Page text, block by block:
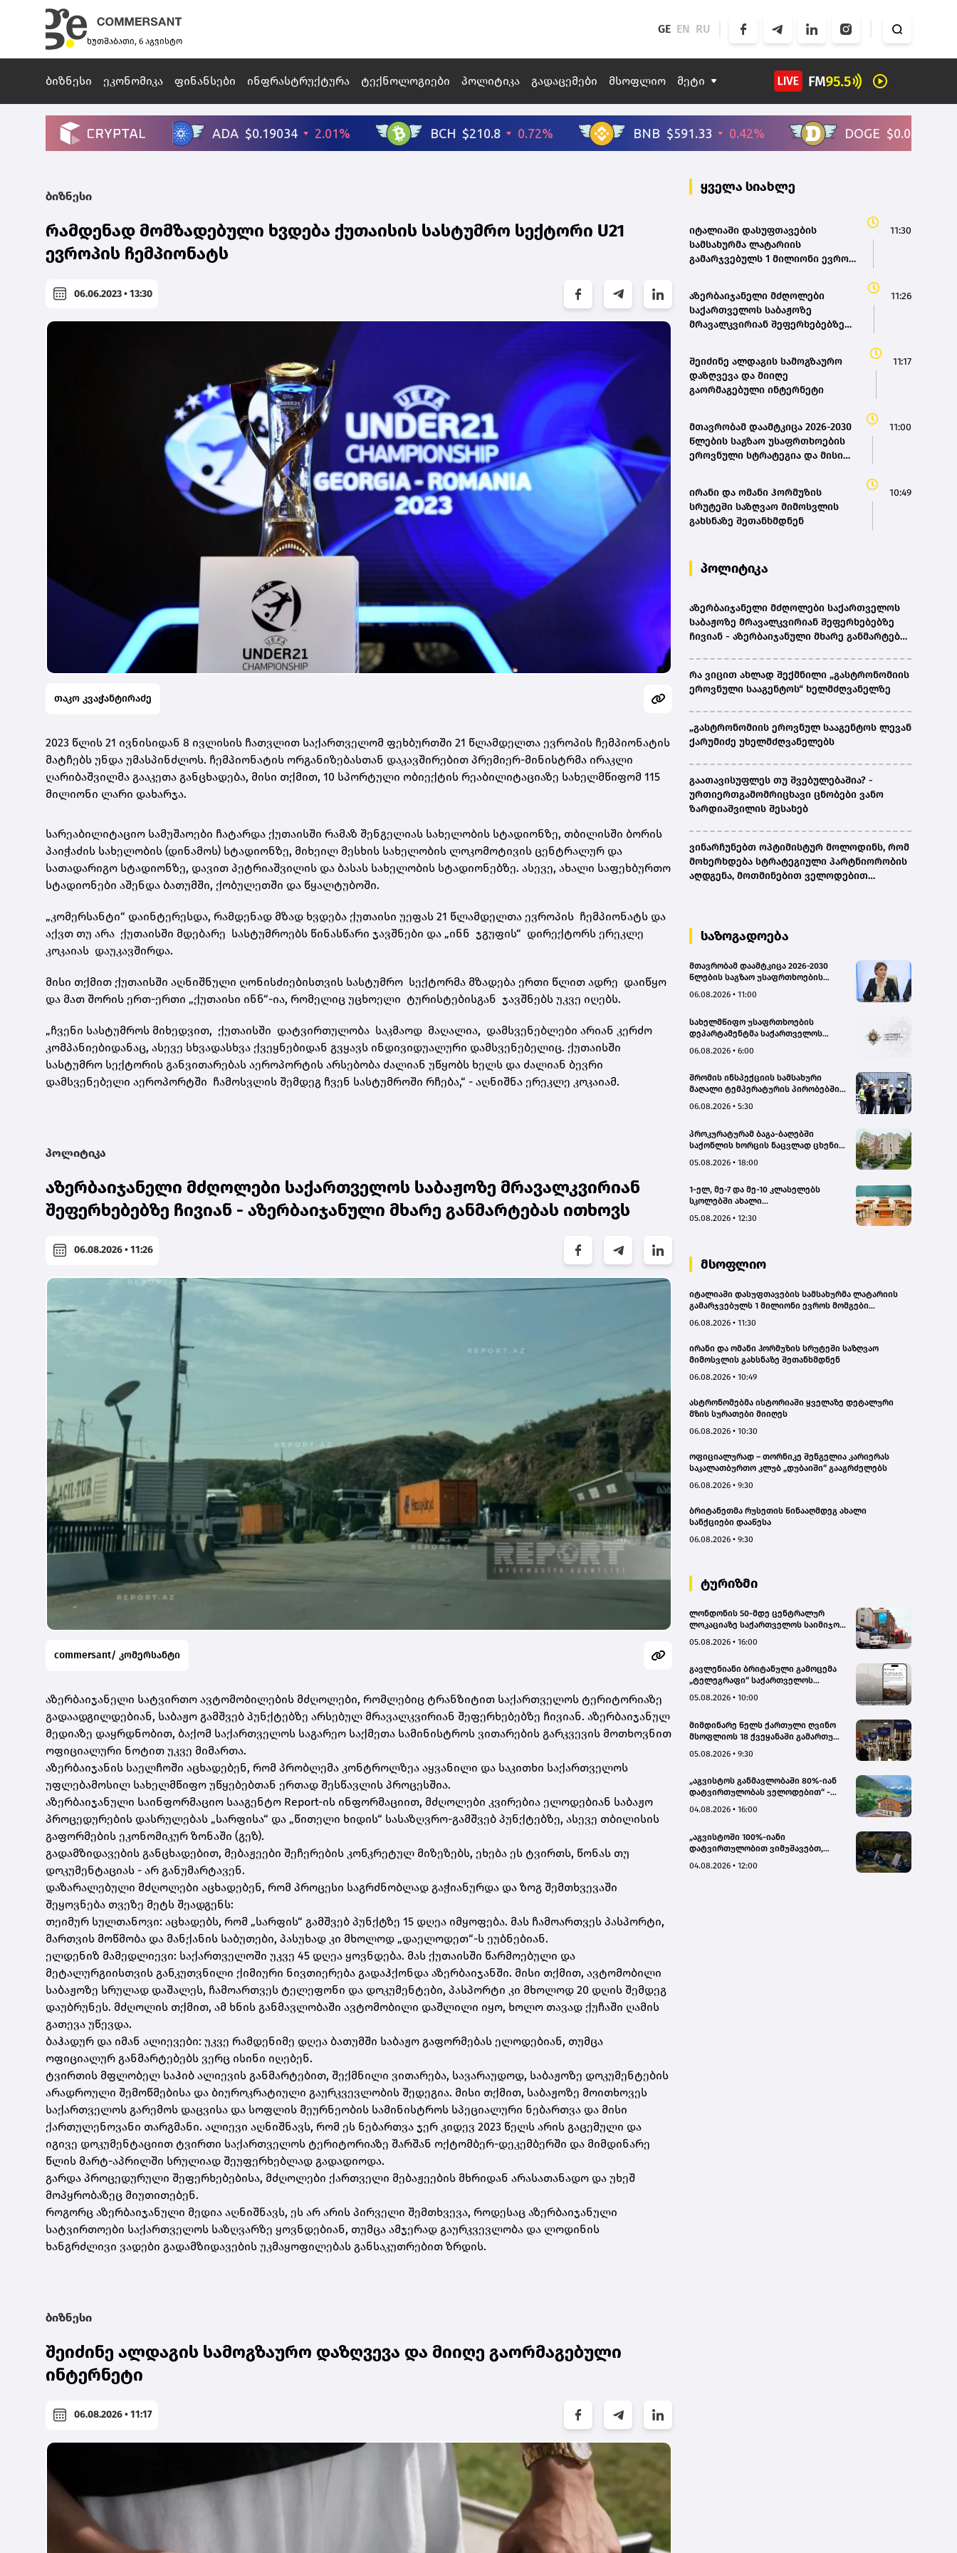
ხუთშაბათი, 6 აგვისტო
GE EN RU
ბიზნესი ეკონომიკა ფინანსები ინფრასტრუქტურა ტექნოლოგიები პოლიტიკა გადაცემები მსოფლიო მეტი
ბიზნესი
რამდენად მომზადებული ხვდება ქუთაისის სასტუმრო სექტორი U21
ევროპის ჩემპიონატს
06.06.2023 • 13:30
თაკო კვაჭანტირაძე
2023 წლის 21 ივნისიდან 8 ივლისის ჩათვლით საქართველომ ფეხბურთში 21 წლამდელთა ევროპის ჩემპიონატის
მატჩებს უნდა უმასპინძლოს. ჩემპიონატის ორგანიზებასთან დაკავშირებით პრემიერ-მინისტრმა ირაკლი
ღარიბაშვილმა გააკეთა განცხადება, მისი თქმით, 10 სპორტული ობიექტის რეაბილიტაციაზე სახელმწიფომ 115
მილიონი ლარი დახარჯა.
სარეაბილიტაციო სამუშაოები ჩატარდა ქუთაისში რამაზ შენგელიას სახელობის სტადიონზე, თბილისში ბორის
პაიჭაძის სახელობის (დინამოს) სტადიონზე, მიხეილ მესხის სახელობის ლოკომოტივის ცენტრალურ და
სათადარიგო სტადიონზე, დავით პეტრიაშვილის და ბასას სახელობის სტადიონებზე. ასევე, ახალი საფეხბურთო
სტადიონები აშენდა ბათუმში, ქობულეთში და წყალტუბოში.
„კომერსანტი“ დაინტერესდა, რამდენად მზად ხვდება ქუთაისი უეფას 21 წლამდელთა ევროპის ჩემპიონატს და
აქვთ თუ არა ქუთაისში მდებარე სასტუმროებს წინასწარი ჯავშნები და „ინნ ჯგუფის“ დირექტორს ერეკლე
კოკაიას დაუკავშირდა.
მისი თქმით ქუთაისში აღნიშნული ღონისძიებისთვის სასტუმრო სექტორმა მზადება ერთი წლით ადრე დაიწყო
და მათ შორის ერთ-ერთი „ქუთაისი ინნ“-ია, რომელიც უცხოელი ტურისტებისგან ჯავშნებს უკვე იღებს.
„ჩვენი სასტუმროს მიხედვით, ქუთაისში დატვირთულობა საკმაოდ მაღალია, დამსვენებლები არიან კერძო
კომპანიებიდანაც, ასევე სხვადასხვა ქვეყნებიდან გვყავს ინდივიდუალური დამსვენებელიც. ქუთაისში
სასტუმრო სექტორის განვითარებას აეროპორტის არსებობა ძალიან უწყობს ხელს და ძალიან ბევრი
დამსვენებელი აეროპორტში ჩამოსვლის შემდეგ ჩვენ სასტუმროში რჩება,“ - აღნიშნა ერეკლე კოკაიამ.
პოლიტიკა
აზერბაიჯანელი მძღოლები საქართველოს საბაჟოზე მრავალკვირიან
შეფერხებებზე ჩივიან - აზერბაიჯანული მხარე განმარტებას ითხოვს
06.08.2026 • 11:26
commersant/ კომერსანტი
აზერბაიჯანელი სატვირთო ავტომობილების მძღოლები, რომლებიც ტრანზიტით საქართველოს ტერიტორიაზე
გადაადგილდებიან, საბაჟო გამშვებ პუნქტებზე არსებულ მრავალკვირიან შეფერხებებზე ჩივიან. აზერბაიჯანულ
მედიაზე დაყრდნობით, ბაქომ საქართველოს საგარეო საქმეთა სამინისტროს ვითარების გარკვევის მოთხოვნით
ოფიციალური ნოტით უკვე მიმართა.
აზერბაიჯანის საელჩოში აცხადებენ, რომ პრობლემა კონტროლზეა აყვანილი და საკითხი საქართველოს
უფლებამოსილ სახელმწიფო უწყებებთან ერთად შესწავლის პროცესშია.
აზერბაიჯანული საინფორმაციო სააგენტო Report-ის ინფორმაციით, მძღოლები კვირებია ელოდებიან საბაჟო
პროცედურების დასრულებას „სარფისა“ და „წითელი ხიდის“ სასაზღვრო-გამშვებ პუნქტებზე, ასევე თბილისის
გაფორმების ეკონომიკურ ზონაში (გეზ).
გადამზიდავების განცხადებით, მებაჟეები შეჩერების კონკრეტულ მიზეზებს, ეხება ეს ტვირთს, წონას თუ
დოკუმენტაციას - არ განუმარტავენ.
დაზარალებული მძღოლები აცხადებენ, რომ პროცესი საგრძნობლად გაჭიანურდა და ზოგ შემთხვევაში
შეყოვნება თვეზე მეტს შეადგენს:
თეიმურ სულთანოვი: აცხადებს, რომ „სარფის“ გამშვებ პუნქტზე 15 დღეა იმყოფება. მას ჩამოართვეს პასპორტი,
მართვის მოწმობა და მანქანის საბუთები, პასუხად კი მხოლოდ „დაელოდეთ“-ს ეუბნებიან.
ელდენიზ მამედლიევი: საქართველოში უკვე 45 დღეა ყოვნდება. მას ქუთაისში წარმოებული და
მეტალურგიისთვის განკუთვნილი ქიმიური ნივთიერება გადაჰქონდა აზერბაიჯანში. მისი თქმით, ავტომობილი
საბაჟოზე სრულად დაშალეს, ჩამოართვეს ტელეფონი და დოკუმენტები, პასპორტი კი მხოლოდ 20 დღის შემდეგ
დაუბრუნეს. მძღოლის თქმით, ამ ხნის განმავლობაში ავტომობილი დაშლილი იყო, ხოლო თავად ქუჩაში ღამის
გათევა უწევდა.
ბაჰადურ და იმან ალიევები: უკვე რამდენიმე დღეა ბათუმში საბაჟო გაფორმებას ელოდებიან, თუმცა
ოფიციალურ განმარტებებს ვერც ისინი იღებენ.
ტვირთის მფლობელ საჰიბ ალიევის განმარტებით, შექმნილი ვითარება, სავარაუდოდ, საბაჟოზე დოკუმენტების
არადროული შემოწმებისა და ბიუროკრატიული გაურკვევლობის შედეგია. მისი თქმით, საბაჟოზე მოითხოვეს
საქართველოს გარემოს დაცვისა და სოფლის მეურნეობის სამინისტროს სპეციალური ნებართვა და მისი
ქართულენოვანი თარგმანი. ალიევი აღნიშნავს, რომ ეს ნებართვა ჯერ კიდევ 2023 წელს არის გაცემული და
იგივე დოკუმენტაციით ტვირთი საქართველოს ტერიტორიაზე შარშან ოქტომბერ-დეკემბერში და მიმდინარე
წლის მარტ-აპრილში სრულიად შეუფერხებლად გადადიოდა.
გარდა პროცედურული შეფერხებებისა, მძღოლები ქართველი მებაჟეების მხრიდან არასათანადო და უხეშ
მოპყრობაზეც მიუთითებენ.
როგორც აზერბაიჯანული მედია აღნიშნავს, ეს არ არის პირველი შემთხვევა, როდესაც აზერბაიჯანული
სატვირთოები საქართველოს საზღვარზე ყოვნდებიან, თუმცა ამჯერად გაურკვევლობა და ლოდინის
ხანგრძლივი ვადები გადამზიდავების უკმაყოფილებას განსაკუთრებით ზრდის.
ბიზნესი
შეიძინე ალდაგის სამოგზაურო დაზღვევა და მიიღე გაორმაგებული
ინტერნეტი
06.08.2026 • 11:17
ყველა სიახლე
იტალიაში დასუფთავების
სამსახურმა ლატარიის
გამარჯვებულს 1 მილიონი ევროს
11:30
აზერბაიჯანელი მძღოლები
საქართველოს საბაჟოზე
მრავალკვირიან შეფერხებებზე
11:26
შეიძინე ალდაგის სამოგზაურო
დაზღვევა და მიიღე
გაორმაგებული ინტერნეტი
11:17
მთავრობამ დაამტკიცა 2026-2030
წლების საგზაო უსაფრთხოების
ეროვნული სტრატეგია და მისი
11:00
ირანი და ომანი ჰორმუზის
სრუტეში საზღვაო მიმოსვლის
გახსნაზე შეთანხმდნენ
10:49
პოლიტიკა
აზერბაიჯანელი მძღოლები საქართველოს
საბაჟოზე მრავალკვირიან შეფერხებებზე
ჩივიან - აზერბაიჯანული მხარე განმარტებას
რა ვიცით ახლად შექმნილი „გასტრონომიის
ეროვნული სააგენტოს“ ხელმძღვანელზე
„გასტრონომიის ეროვნულ სააგენტოს ლევან
ქარუმიძე უხელმძღვანელებს
გაათავისუფლეს თუ შვებულებაშია? -
ურთიერთგამომრიცხავი ცნობები ვანო
ზარდიაშვილის შესახებ
ვინარჩუნებთ ოპტიმისტურ მოლოდინს, რომ
მოხერხდება სტრატეგიული პარტნიორობის
აღდგენა, მოთმინებით ველოდებით
საზოგადოება
მთავრობამ დაამტკიცა 2026-2030
წლების საგზაო უსაფრთხოების
სამოქმედო გეგმა – თამარ
06.08.2026 • 11:00
სახელმწიფო უსაფრთხოების
დეპარტამენტმა საქართველოს
საზიანოდ საბოტაჟის მუხლით
06.08.2026 • 6:00
შრომის ინსპექციის სამსახური
მაღალი ტემპერატურის პირობებში
მონიტორინგს მთელი ქვეყნის
06.08.2026 • 5:30
პროკურატურამ ბაგა-ბაღებში
საქონლის ხორცის ნაცვლად ცხენის
ბრალდება წარუდგინა
05.08.2026 • 18:00
1-ელ, მე-7 და მე-10 კლასელებს
სკოლებში ახალი
პროგრამები დახვდებათ - ასევე
ტელეფონების გამოყენება
იზღუდება
05.08.2026 • 12:30
მსოფლიო
იტალიაში დასუფთავების სამსახურმა ლატარიის
გამარჯვებულს 1 მილიონი ევროს მომგები
06.08.2026 • 11:30
ირანი და ომანი ჰორმუზის სრუტეში საზღვაო
მიმოსვლის გახსნაზე შეთანხმდნენ
06.08.2026 • 10:49
ასტრონომებმა ისტორიაში ყველაზე დეტალური
მზის სურათები მიიღეს
06.08.2026 • 10:30
ოფიციალურად – თორნიკე შენგელია კარიერას
საკალათბურთო კლუბ „დუბაიში“ გააგრძელებს
06.08.2026 • 9:30
ბრიტანეთმა რუსეთის წინააღმდეგ ახალი
სანქციები დააწესა
06.08.2026 • 9:30
ტურიზმი
ლონდონის 50-მდე ცენტრალურ
ლოკაციაზე საქართველოს საიმიჯო
05.08.2026 • 16:00
გავლენიანი ბრიტანული გამოცემა
„ტელეგრაფი“ საქართველოს
სტატიების ციკლს აქვეყნებს
05.08.2026 • 10:00
მიმდინარე წელს ქართული ღვინო
მსოფლიოს 18 ქვეყანაში გამართულ
წარმოდგენილი
05.08.2026 • 9:30
„აგვისტოს განმავლობაში 80%-იან
დატვირთულობას ველოდებით“ -
04.08.2026 • 16:00
„აგვისტოში 100%-იანი
დატვირთულობით ვიმუშავებთ,
სექტემბერშიც ნარჩუნდება“ - HAERI
04.08.2026 • 12:00